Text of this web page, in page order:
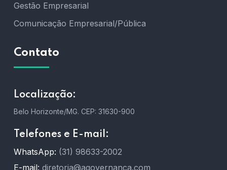
Gestão Empresarial
Comunicação Empresarial/Pública
Contato
Localização:
Belo Horizonte/MG. CEP: 31630-900
Telefones e E-mail:
WhatsApp: (31) 98633-2002
E-mail: diretoria@agovernanca.com